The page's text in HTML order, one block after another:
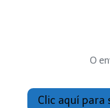
O
Clic aquí para